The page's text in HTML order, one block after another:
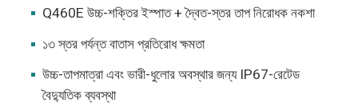
Q460E উচ্চ-শক্তির ইস্পাত + দ্বৈত-স্তর তাপ নিরোধক নকশা
১৩ স্তর পর্যন্ত বাতাস প্রতিরোধ ক্ষমতা
উচ্চ-তাপমাত্রা এবং ভারী-ধুলোর অবস্থার জন্য IP67-রেটেড
বৈদ্যুতিক ব্যবস্থা